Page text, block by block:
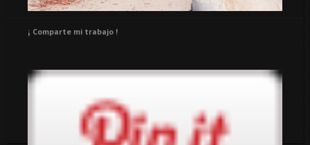
¡ Comparte mi trabajo !